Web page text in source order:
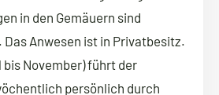
in den Gemäuern sind
Anwesen ist in Privatbesitz.
bis November) führt der
persönlich durch